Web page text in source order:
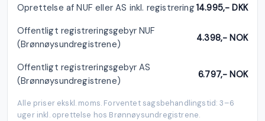
Oprettelse af NUF eller AS inkl. registrering14.995,- DKK
Offentligt registreringsgebyr NUF
(Brønnøysundregistrene)
4.398,- NOK
Offentligt registreringsgebyr AS
(Brønnøysundregistrene)
6.797,- NOK
Alle priser ekskl. moms. Forventet sagsbehandlingstid: 3–6
uger inkl. oprettelse hos Brønnøysundregistrene.